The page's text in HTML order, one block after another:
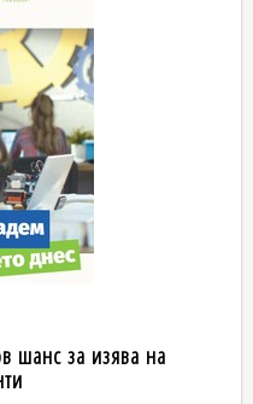
шанс за изява на